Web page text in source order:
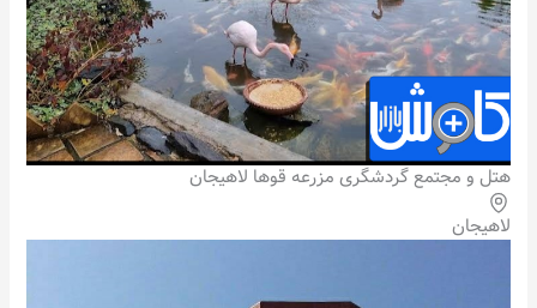
هتل و مجتمع گردشگری مزرعه قوها لاهیجان
لاهیجان